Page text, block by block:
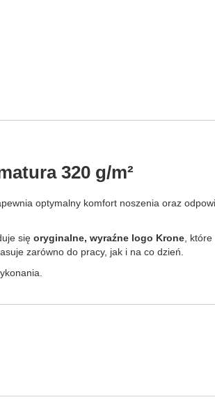
320 g/m²
optymalny komfort noszenia oraz
się oryginalne, wyraźne logo Krone ,
zarówno do pracy, jak i na co dzień.